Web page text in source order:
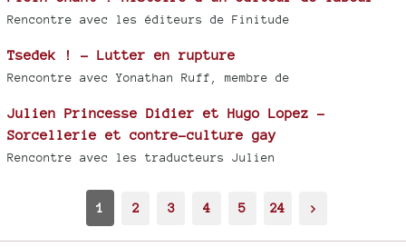
Rencontre avec les éditeurs de Finitude
Tsedek ! - Lutter en rupture
Rencontre avec Yonathan Ruff, membre de
Julien Princesse Didier et Hugo Lopez -
Sorcellerie et contre-culture gay
Rencontre avec les traducteurs Julien
1 2 3 4 5 24 >